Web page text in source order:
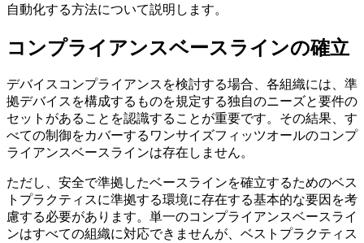
自動化する方法について説明します。
コンプライアンスベースラインの確立
デバイスコンプライアンスを検討する場合、各組織には、準
拠デバイスを構成するものを規定する独自のニーズと要件の
セットがあることを認識することが重要です。その結果、す
べての制御をカバーするワンサイズフィッツオールのコンプ
ライアンスベースラインは存在しません。
ただし、安全で準拠したベースラインを確立するためのベス
トプラクティスに準拠する環境に存在する基本的な要因を考
慮する必要があります。単一のコンプライアンスベースライ
ンはすべての組織に対応できませんが、ベストプラクティス